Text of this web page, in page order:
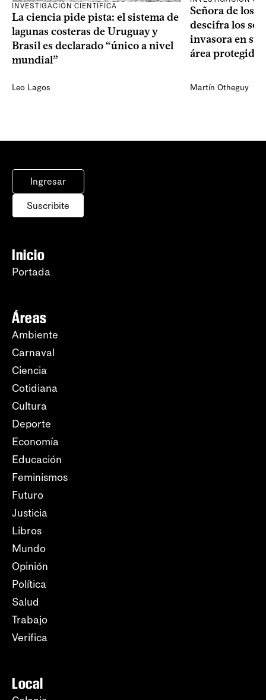
INVESTIGACIÓN CIENTÍFICA
La ciencia pide pista: el sistema de
lagunas costeras de Uruguay y
Brasil es declarado “único a nivel
mundial”
Leo Lagos
Señora de los
descifra los
invasora en su
área protegida
Martín Otheguy
Ingresar
Suscribite
Inicio
Portada
Áreas
Ambiente
Carnaval
Ciencia
Cotidiana
Cultura
Deporte
Economía
Educación
Feminismos
Futuro
Justicia
Libros
Mundo
Opinión
Política
Salud
Trabajo
Verifica
Local